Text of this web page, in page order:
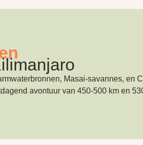
Masai-savannes, en
avontuur van 450-500 km en